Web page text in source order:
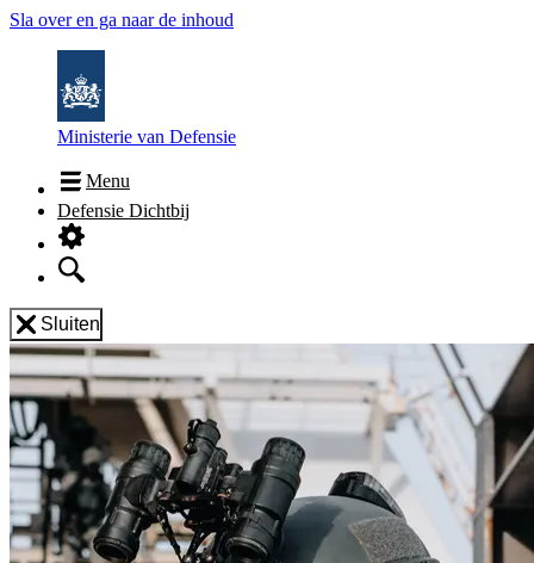
Sla over en ga naar de inhoud
Ministerie van Defensie
Menu
Defensie Dichtbij
Sluiten